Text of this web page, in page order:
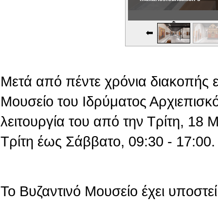
Μετά από πέντε χρόνια διακοπής
Μουσείο του Ιδρύματος
λειτουργία του από την Τρίτη,
Τρίτη έως Σάββατο, 09:30 - 17:00.
Το Βυζαντινό Μουσείο έχει υποστεί